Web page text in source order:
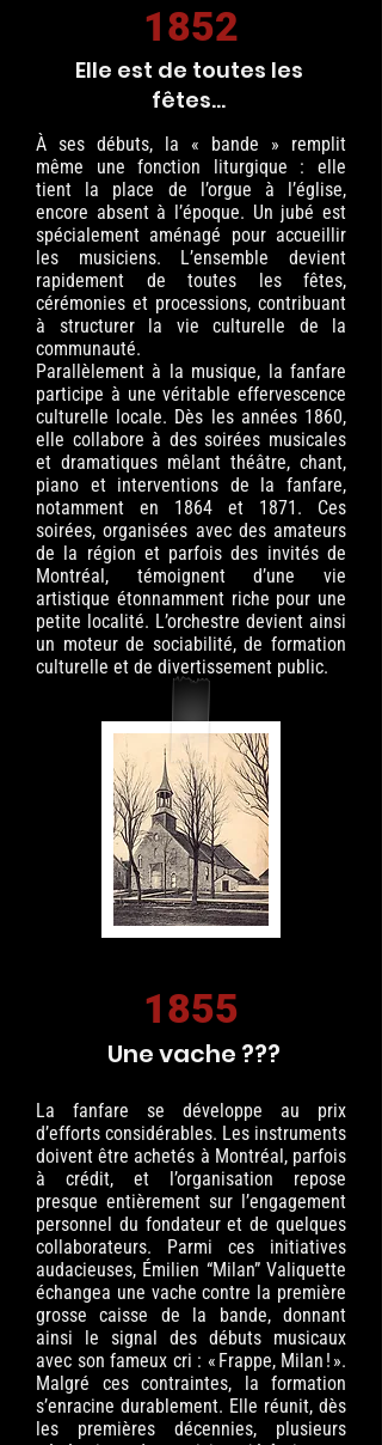
1852
Elle est de toutes les
fêtes...
À ses débuts, la « bande » remplit
même une fonction liturgique : elle
tient la place de l’orgue à l’église,
encore absent à l’époque. Un jubé est
spécialement aménagé pour accueillir
les musiciens. L’ensemble devient
rapidement de toutes les fêtes,
cérémonies et processions, contribuant
à structurer la vie culturelle de la
communauté.​
Parallèlement à la musique, la fanfare
participe à une véritable effervescence
culturelle locale. Dès les années 1860,
elle collabore à des soirées musicales
et dramatiques mêlant théâtre, chant,
piano et interventions de la fanfare,
notamment en 1864 et 1871. Ces
soirées, organisées avec des amateurs
de la région et parfois des invités de
Montréal, témoignent d’une vie
artistique étonnamment riche pour une
petite localité. L’orchestre devient ainsi
un moteur de sociabilité, de formation
culturelle et de divertissement public.
1855
Une vache ???
La fanfare se développe au prix
d’efforts considérables. Les instruments
doivent être achetés à Montréal, parfois
à crédit, et l’organisation repose
presque entièrement sur l’engagement
personnel du fondateur et de quelques
collaborateurs. Parmi ces initiatives
audacieuses, Émilien “Milan” Valiquette
échangea une vache contre la première
grosse caisse de la bande, donnant
ainsi le signal des débuts musicaux
avec son fameux cri : « Frappe, Milan ! ».
Malgré ces contraintes, la formation
s’enracine durablement. Elle réunit, dès
les premières décennies, plusieurs